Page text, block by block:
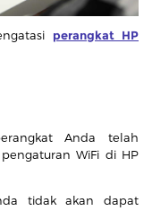
perangkat HP
Anda telah
WiFi di HP
tidak akan dapat